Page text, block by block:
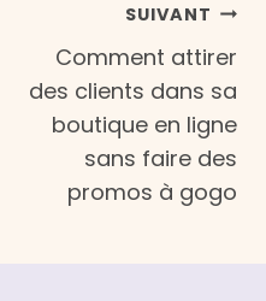
SUIVANT
Comment attirer
des clients dans sa
boutique en ligne
sans faire des
promos à gogo